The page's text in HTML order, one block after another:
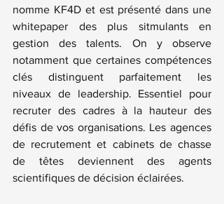
nomme KF4D et est présenté dans une
whitepaper des plus sitmulants en
gestion des talents. On y observe
notamment que certaines compétences
clés distinguent parfaitement les
niveaux de leadership. Essentiel pour
recruter des cadres à la hauteur des
défis de vos organisations. Les agences
de recrutement et cabinets de chasse
de têtes deviennent des agents
scientifiques de décision éclairées.